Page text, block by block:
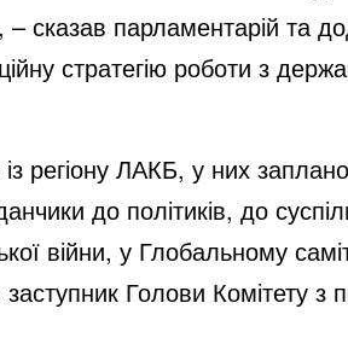
сказав парламентарій та
стратегію роботи з
регіону ЛАКБ, у них
до політиків, до
війни, у Глобальному
Голови Комітету з